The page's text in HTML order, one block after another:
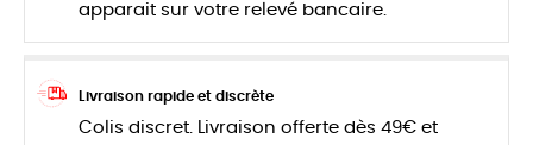
apparait sur votre relevé bancaire.
Livraison rapide et discrète
Colis discret. Livraison offerte dès 49€ et